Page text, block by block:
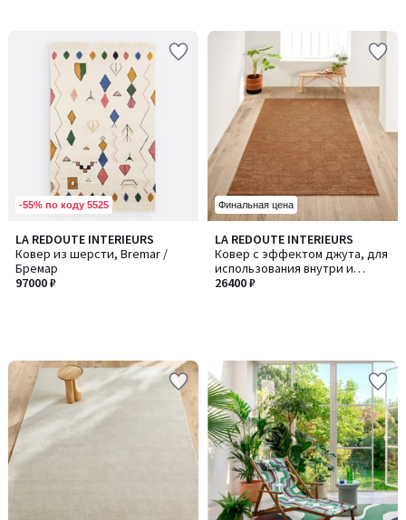
-55% по коду 5525
LA REDOUTE INTERIEURS
Ковер из шерсти, Bremar /
Бремар
97000 ₽
Финальная цена
LA REDOUTE INTERIEURS
Ковер с эффектом джута, для
использования внутри и
снаружи помещений, EVITA /
26400 ₽